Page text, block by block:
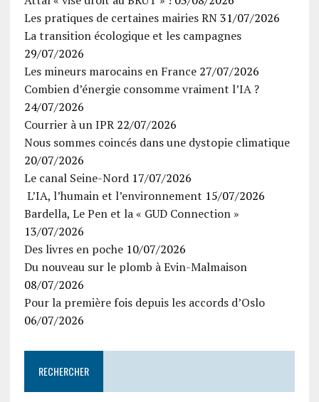
Les pratiques de certaines mairies RN 31/07/2026
La transition écologique et les campagnes
29/07/2026
Les mineurs marocains en France 27/07/2026
Combien d’énergie consomme vraiment l’IA ?
24/07/2026
Courrier à un IPR 22/07/2026
Nous sommes coincés dans une dystopie climatique
20/07/2026
Le canal Seine-Nord 17/07/2026
L’IA, l’humain et l’environnement 15/07/2026
Bardella, Le Pen et la « GUD Connection »
13/07/2026
Des livres en poche 10/07/2026
Du nouveau sur le plomb à Evin-Malmaison
08/07/2026
Pour la première fois depuis les accords d’Oslo
06/07/2026
RECHERCHER